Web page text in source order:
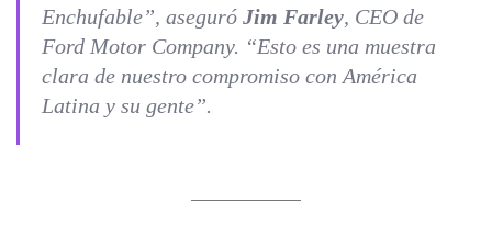
Enchufable”, aseguró Jim Farley, CEO de
Ford Motor Company. “Esto es una muestra
clara de nuestro compromiso con América
Latina y su gente”.